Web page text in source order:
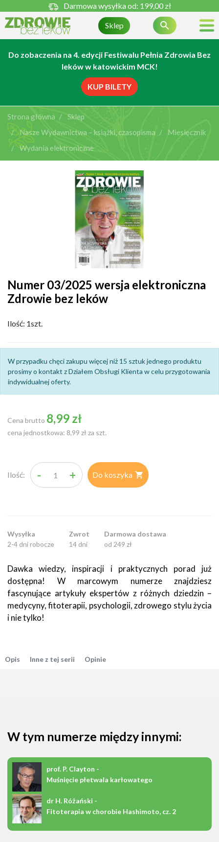
Darmowa wysyłka od: 199,00 zł
Sklep 
Do zobaczenia na 4. edycji Festiwalu Pełnia Zdrowia Bez
leków w katowickim MCK!
KUP BILETY
Strona główna
Sklep
Nasze Wydawnictwa – książki, czasopisma
Miesięcznik
Wydania elektroniczne
Numer 03/2025 wersja elektroniczna
Zdrowie bez leków
Ilość: 1szt.
W przypadku chęci zakupu więcej niż 15 sztuk jednego produktu
prosimy o kontakt z Działem Obsługi Klienta w celu przygotowania
indywidualnej oferty.
Cena brutto 8,99 zł
cena jednostkowa: 8,99 zł za szt.
Ilość: - + Do koszyka 
Wysyłka
2-4 dni robocze
Zwrot
14 dni
Darmowa dostawa
od 249 zł
Dawka wiedzy, inspiracji i praktycznych porad już
dostępna! W marcowym numerze znajdziesz
fascynujące artykuły ekspertów z różnych dziedzin –
medycyny, fitoterapii, psychologii, zdrowego stylu życia
i nie tylko!
Opis Inne z tej serii Opinie
W tym numerze między innymi:
prof. P. Clayton -
Muśnięcie płetwala karłowatego
dr H. Różański -
Fitoterapia w chorobie Hashimoto, cz. 2